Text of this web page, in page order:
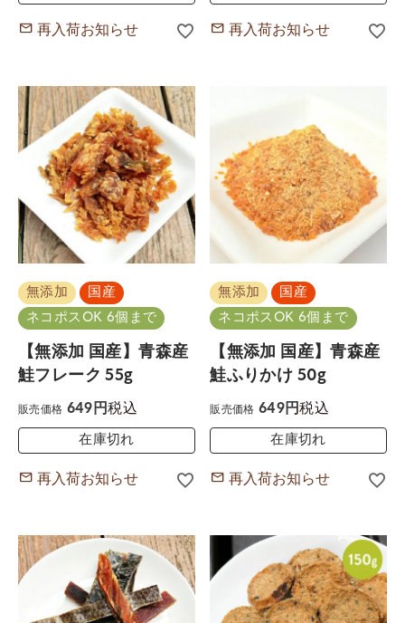
再入荷お知らせ 再入荷お知らせ
無添加
国産
ネコポスOK 6個まで
【無添加 国産】青森産
鮭フレーク 55g
販売価格 649 税込
在庫切れ
再入荷お知らせ
無添加
国産
ネコポスOK 6個まで
【無添加 国産】青森産
鮭ふりかけ 50g
販売価格 649 税込
在庫切れ
再入荷お知らせ